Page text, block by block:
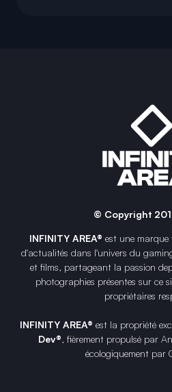
© Copyright
INFINITY AREA® est une marque
d'actualités dans l'univers du
et films, partageant la passion
photographies présentes sur ce
propriétaires
INFINITY AREA® est la propriété
Dev®, fièrement propulsé par
écologiquement par